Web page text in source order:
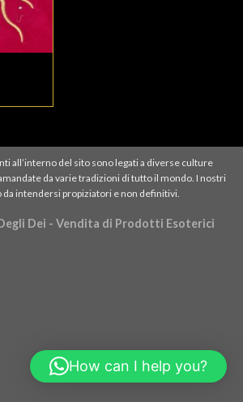
all’interno del sito sono legati a diverse culture
da varie tradizioni di tutto il mondo. I nostri
da intendersi propiziatori e non definitivi.
Dei - Vendita di Prodotti Esoterici
How can I help you?